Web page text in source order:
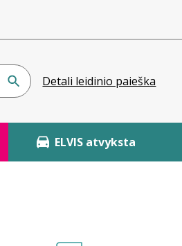
Detali leidinio paieška
ELVIS atvyksta